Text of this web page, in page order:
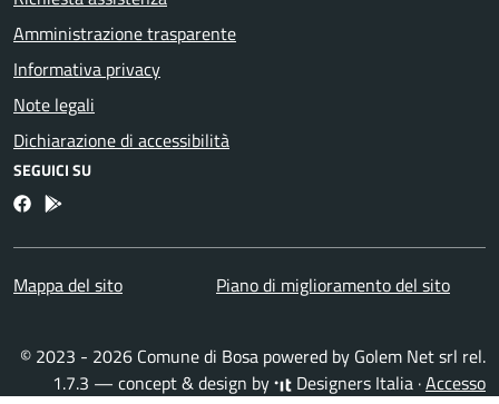
Amministrazione trasparente
Informativa privacy
Note legali
Dichiarazione di accessibilità
SEGUICI SU
FacebookBosa inApp
Mappa del sito Piano di miglioramento del sito
© 2023 - 2026 Comune di Bosa powered by Golem Net srl rel.
1.7.3 — concept & design by
Designers Italia ·Accesso